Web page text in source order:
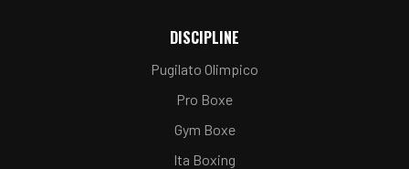
DISCIPLINE
Pugilato Olimpico
Pro Boxe
Gym Boxe
Ita Boxing